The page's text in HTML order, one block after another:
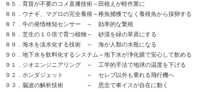
８５．育苗が不要のコメ直播技術～田植えが軽作業に
８６．ウナギ、マグロの完全養殖～稚魚捕獲でなく養殖魚から採卵する
８７．牛の発情検知センサー ～ 効率的な繁殖
８８．芝生の１０倍で育つ植物～ 砂漠を緑の草原にする
８９．海水を淡水化する技術 ～ 海が人類の水瓶になる
９０．地下水を飲料化するシステム～地下水が浄化膜で安心して飲める
９１．ジオエンジニアリング ～ 工学的手法で地球の温度を下げる
９２．ホンダジェット ～ セレブ以外も乗れる飛行機へ
９３．脳波の解析技術 ～ 思念で車イスが自在に動く